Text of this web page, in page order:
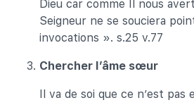
Dieu car comme Il nous
Seigneur ne se souciera
invocations ». s.25 v.77
Chercher l’âme sœur
Il va de soi que ce n’est pas